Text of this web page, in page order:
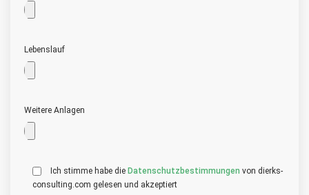
Lebenslauf
Weitere Anlagen
Ich stimme habe die Datenschutzbestimmungen von dierks-
consulting.com gelesen und akzeptiert